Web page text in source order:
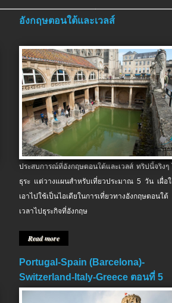
อังกฤษตอนใต้และเวลส์
ประสบการณ์ที่อังกฤษตอนใต้และเวลส์ ทริปนี้จริงๆ
ธุระ แต่วางแผนสำหรับเที่ยวประมาณ 5 วัน เผื่อ
เอาไปใช้เป็นไอเดียในการเที่ยวทางอังกฤษตอนใต้
เวลาไปธุระกิจที่อังกฤษ
Read more
Portugal-Spain (Barcelona)-
Switzerland-Italy-Greece ตอนที่ 5